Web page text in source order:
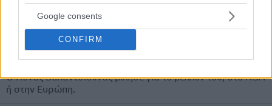
Google consents
CONFIRM
Αποκαλυπτικός Βαλαντσιούνας:
ευρωπαϊκές ομάδες, οι
Ο Γιόνας Βαλαντσιούνας μίλησε για το μέλλον του, στο NBA
ή στην Ευρώπη.